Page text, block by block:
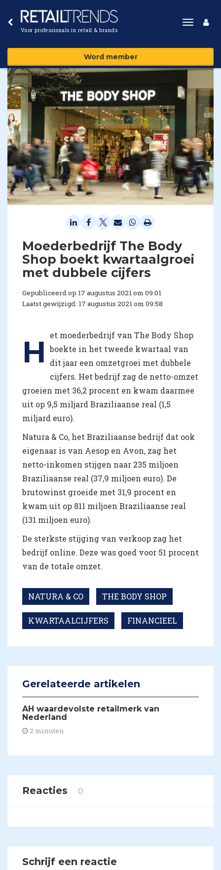
Voor professionals in retail & brands
Toggle
Word member
Moederbedrijf The Body
Shop boekt kwartaalgroei
met dubbele cijfers
Gepubliceerd op 17 augustus 2021 om 09:01
Laatst gewijzigd: 17 augustus 2021 om 09:58
H
et moederbedrijf van The Body Shop
boekte in het tweede kwartaal van
dit jaar een omzetgroei met dubbele
cijfers. Het bedrijf zag de netto-omzet
groeien met 36,2 procent en kwam daarmee
uit op 9,5 miljard Braziliaanse real (1,5
miljard euro).
Natura & Co, het Braziliaanse bedrijf dat ook
eigenaar is van Aesop en Avon, zag het
netto-inkomen stijgen naar 235 miljoen
Braziliaanse real (37,9 miljoen euro). De
brutowinst groeide met 31,9 procent en
kwam uit op 811 miljoen Braziliaanse real
(131 miljoen euro).
De sterkste stijging van verkoop zag het
bedrijf online. Deze was goed voor 51 procent
van de totale omzet.
NATURA & CO THE BODY SHOP
KWARTAALCIJFERS FINANCIEEL
Gerelateerde artikelen
AH waardevolste retailmerk van
Nederland
2 minuten
Reacties 0
Schrijf een reactie